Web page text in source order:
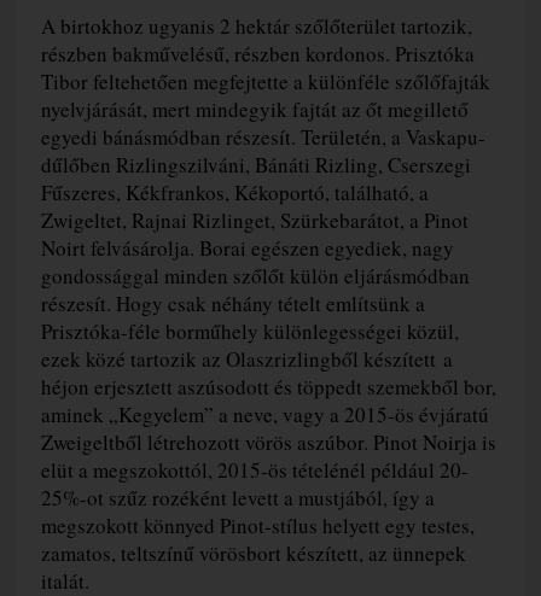
A birtokhoz ugyanis 2 hektár szőlőterület tartozik,
részben bakművelésű, részben kordonos. Prisztóka
Tibor feltehetően megfejtette a különféle szőlőfajták
nyelvjárását, mert mindegyik fajtát az őt megillető
egyedi bánásmódban részesít. Területén, a Vaskapu-
dűlőben Rizlingszilváni, Bánáti Rizling, Cserszegi
Fűszeres, Kékfrankos, Kékoportó, található, a
Zwigeltet, Rajnai Rizlinget, Szürkebarátot, a Pinot
Noirt felvásárolja. Borai egészen egyediek, nagy
gondossággal minden szőlőt külön eljárásmódban
részesít. Hogy csak néhány tételt említsünk a
Prisztóka-féle borműhely különlegességei közül,
ezek közé tartozik az Olaszrizlingből készített a
héjon erjesztett aszúsodott és töppedt szemekből bor,
aminek „Kegyelem” a neve, vagy a 2015-ös évjáratú
Zweigeltből létrehozott vörös aszúbor. Pinot Noirja is
elüt a megszokottól, 2015-ös tételénél például 20-
25%-ot szűz rozéként levett a mustjából, így a
megszokott könnyed Pinot-stílus helyett egy testes,
zamatos, teltszínű vörösbort készített, az ünnepek
italát.